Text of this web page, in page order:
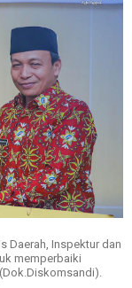
Daerah, Inspektur dan
memperbaiki